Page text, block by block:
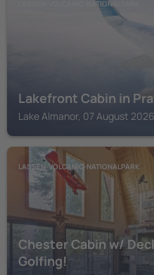
LASSEN-VOLCANIC-NATIONALPARK
Lakefront Cabin in
Lake Almanor, 07 August
LASSEN-VOLCANIC-NATIONALPARK
Chester Cabin w/
Golfing!